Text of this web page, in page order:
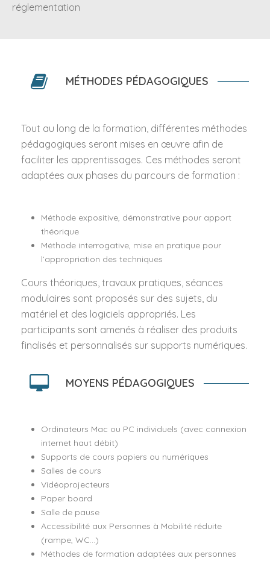
réglementation
MÉTHODES PÉDAGOGIQUES
Tout au long de la formation, différentes méthodes
pédagogiques seront mises en œuvre afin de
faciliter les apprentissages. Ces méthodes seront
adaptées aux phases du parcours de formation :
Méthode expositive, démonstrative pour apport
théorique
Méthode interrogative, mise en pratique pour
l’appropriation des techniques
Cours théoriques, travaux pratiques, séances
modulaires sont proposés sur des sujets, du
matériel et des logiciels appropriés. Les
participants sont amenés à réaliser des produits
finalisés et personnalisés sur supports numériques.
MOYENS PÉDAGOGIQUES
Ordinateurs Mac ou PC individuels (avec connexion
internet haut débit)
Supports de cours papiers ou numériques
Salles de cours
Vidéoprojecteurs
Paper board
Salle de pause
Accessibilité aux Personnes à Mobilité réduite
(rampe, WC...)
Méthodes de formation adaptées aux personnes